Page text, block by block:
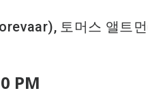
토머스 앨트
PM